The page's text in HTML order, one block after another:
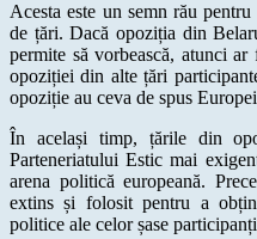
Acesta este un semn rău
de țări. Dacă opoziția din
permite să vorbească, atunci
opoziției din alte țări
opoziție au ceva de spus
În același timp, țările din
Parteneriatului Estic mai
arena politică europeană.
extins și folosit pentru a
politice ale celor șase